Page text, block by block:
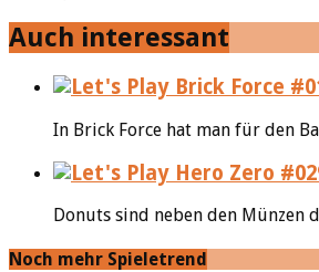
Auch interessant
In Brick Force hat man für den
Donuts sind neben den Münzen
Noch mehr Spieletrend